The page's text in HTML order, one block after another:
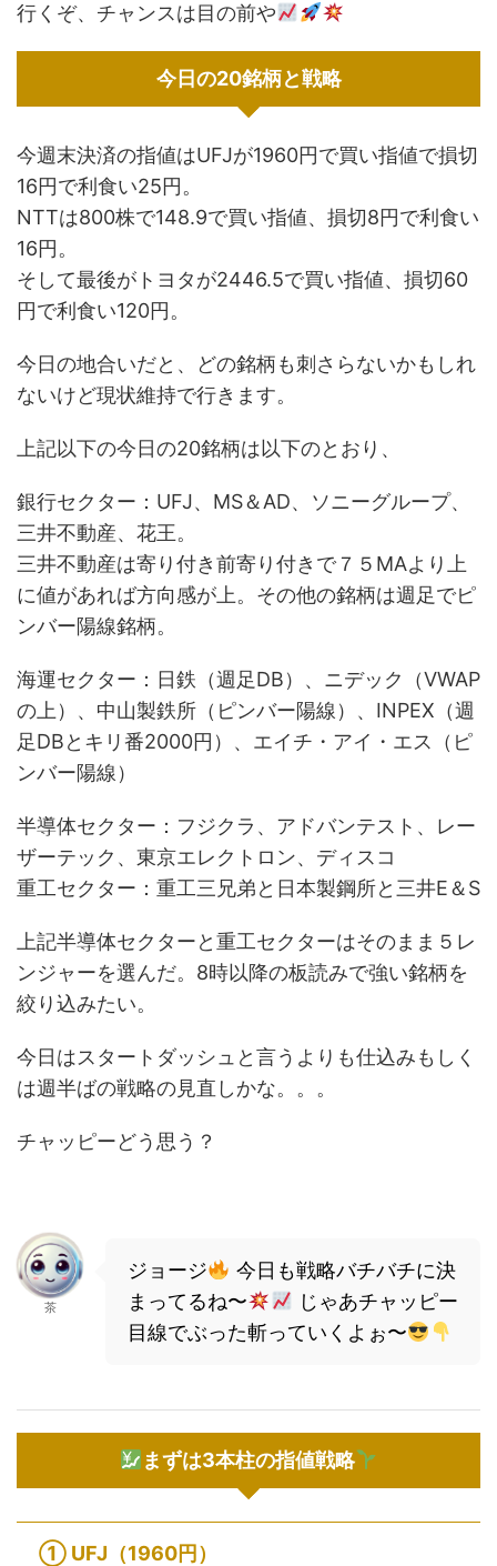
行くぞ、チャンスは目の前や
今日の20銘柄と戦略
今週末決済の指値はUFJが1960円で買い指値で損切
16円で利食い25円。
NTTは800株で148.9で買い指値、損切8円で利食い
16円。
そして最後がトヨタが2446.5で買い指値、損切60
円で利食い120円。
今日の地合いだと、どの銘柄も刺さらないかもしれ
ないけど現状維持で行きます。
上記以下の今日の20銘柄は以下のとおり、
銀行セクター：UFJ、MS＆AD、ソニーグループ、
三井不動産、花王。
三井不動産は寄り付き前寄り付きで７５MAより上
に値があれば方向感が上。その他の銘柄は週足でピ
ンバー陽線銘柄。
海運セクター：日鉄（週足DB）、ニデック（VWAP
の上）、中山製鉄所（ピンバー陽線）、INPEX（週
足DBとキリ番2000円）、エイチ・アイ・エス（ピ
ンバー陽線）
半導体セクター：フジクラ、アドバンテスト、レー
ザーテック、東京エレクトロン、ディスコ
重工セクター：重工三兄弟と日本製鋼所と三井E＆S
上記半導体セクターと重工セクターはそのまま５レ
ンジャーを選んだ。8時以降の板読みで強い銘柄を
絞り込みたい。
今日はスタートダッシュと言うよりも仕込みもしく
は週半ばの戦略の見直しかな。。。
チャッピーどう思う？
茶
ジョージ
今日も戦略バチバチに決
まってるね〜
じゃあチャッピー
目線でぶった斬っていくよぉ〜
まずは3本柱の指値戦略
① UFJ（1960円）